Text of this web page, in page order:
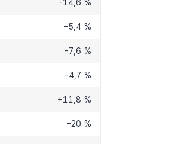
−14,6 %
−5,4 %
−7,6 %
−4,7 %
+11,8 %
−20 %